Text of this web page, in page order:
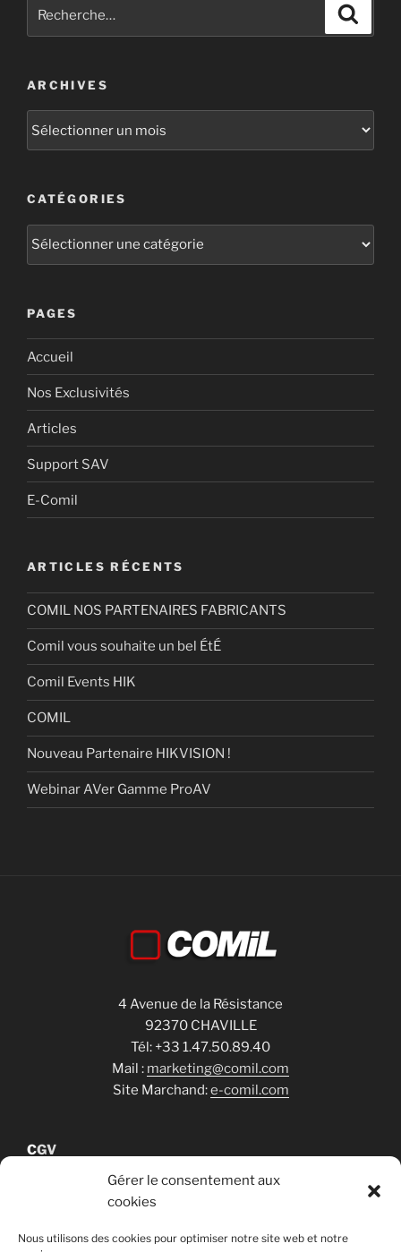
Gérer le consentement aux
cookies
Nous utilisons des cookies pour optimiser notre site web et notre
ARCHIVES
CATÉGORIES
PAGES
Accueil
Nos Exclusivités
Articles
Support SAV
E-Comil
ARTICLES RÉCENTS
COMIL NOS PARTENAIRES FABRICANTS
Comil vous souhaite un bel ÉtÉ
Comil Events HIK
COMIL
Nouveau Partenaire HIKVISION !
Webinar AVer Gamme ProAV
4 Avenue de la Résistance
92370 CHAVILLE
Tél: +33 1.47.50.89.40
Mail : marketing@comil.com
Site Marchand:e-comil.com
CGV